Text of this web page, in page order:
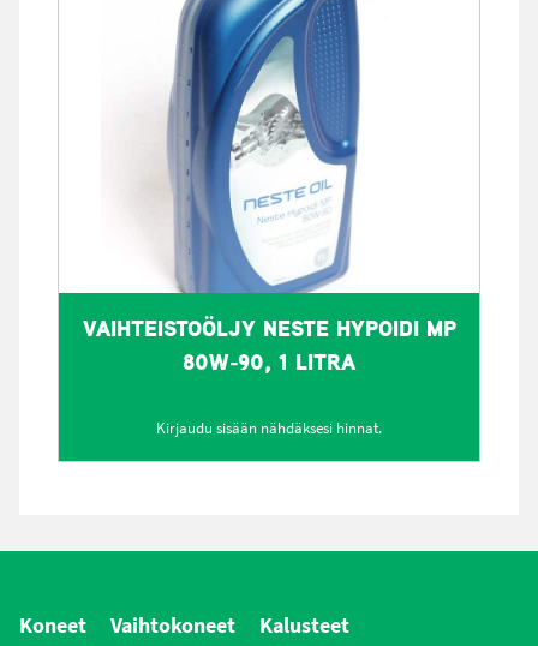
VAIHTEISTOÖLJY NESTE HYPOIDI MP
80W-90, 1 LITRA
Kirjaudu sisään nähdäksesi hinnat.
Koneet Vaihtokoneet
Kalusteet